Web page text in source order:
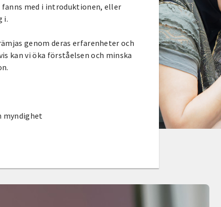
fanns med i introduktionen, eller
i.
genom deras erfarenheter och
kan vi öka förståelsen och minska
myndighet